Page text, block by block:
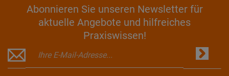
Abonnieren Sie unseren Newsletter für
aktuelle Angebote und hilfreiches
Praxiswissen!